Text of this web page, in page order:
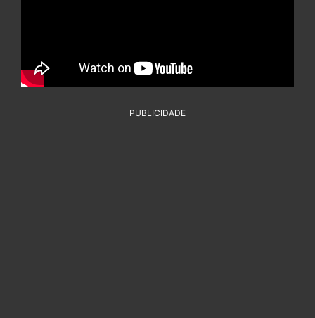
PUBLICIDADE